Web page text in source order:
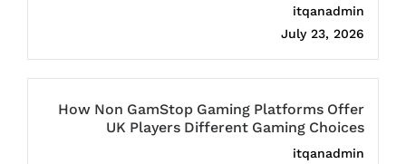
itqanadmin
July 23, 2026
How Non GamStop Gaming Platforms Offer
UK Players Different Gaming Choices
itqanadmin